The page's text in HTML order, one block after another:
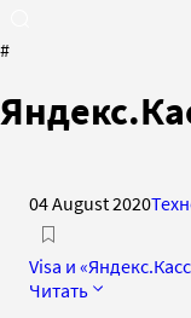
#
04 August 2020
Visa и
Читать